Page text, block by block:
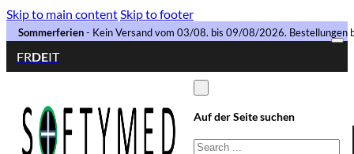
Skip to main contentSkip to footer
Sommerferien - Kein Versand vom 03/08. bis 09/08/2026.
FRDEIT
Auf der Seite suchen
Search